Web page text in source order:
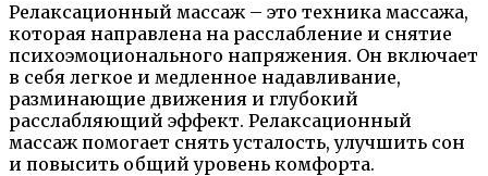
Релаксационный массаж – это техника массажа,
которая направлена на расслабление и снятие
психоэмоционального напряжения. Он включает
в себя легкое и медленное надавливание,
разминающие движения и глубокий
расслабляющий эффект. Релаксационный
массаж помогает снять усталость, улучшить сон
и повысить общий уровень комфорта.